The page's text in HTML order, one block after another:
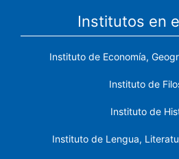
Institutos en
Instituto de Economía,
Instituto de
Instituto de
Instituto de Lengua,